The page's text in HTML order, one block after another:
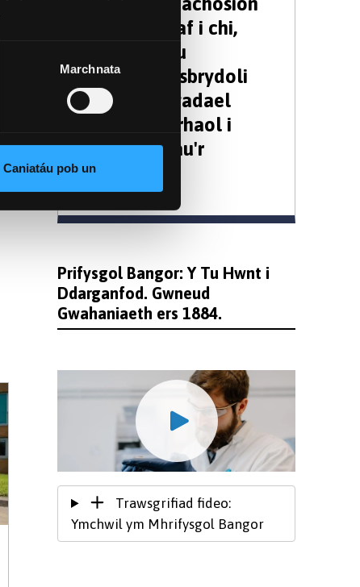
Marchnata
Caniatáu pob un
sydd bwysicaf i chi,
gallwch greu
cyfleoedd, ysbrydoli
cynnydd, a gadael
gwaddol parhaol i
genedlaethau'r
dyfodol.
Prifysgol Bangor: Y Tu Hwnt i
Ddarganfod. Gwneud
Gwahaniaeth ers 1884.
Trawsgrifiad fideo:
Ymchwil ym Mhrifysgol Bangor